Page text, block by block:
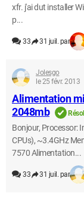
xfr. j'ai dut installer
p...
33 31 juil. par
Jolesgo
le 25 févr. 2013
Alimentation
2048mb
Bonjour, Processor:
CPUs), ~3.4GHz
7570 Alimentation...
33 31 juil. par